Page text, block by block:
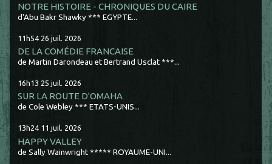
NOTRE HISTOIRE - CHRONIQUES DU CAIRE
d'Abu Bakr Shawky *** EGYPTE...
11h54 26 juil. 2026
DE LA COMÉDIE FRANCAISE
de Martin Darondeau et Bertrand Usclat ***...
16h13 25 juil. 2026
SUR LA ROUTE D'OMAHA
de Cole Webley *** ETATS-UNIS...
13h24 11 juil. 2026
HAPPY VALLEY
de Sally Wainwright ***** ROYAUME-UNI...